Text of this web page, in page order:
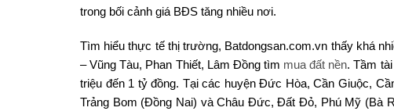
trong bối cảnh giá BĐS tăng nhiều nơi.
Tìm hiểu thực tế thị trường, Batdongsan.com.vn thấy khá
– Vũng Tàu, Phan Thiết, Lâm Đồng tìm mua đất nền. Tầm
triệu đến 1 tỷ đồng. Tại các huyện Đức Hòa, Cần Giuộc,
Trảng Bom (Đồng Nai) và Châu Đức, Đất Đỏ, Phú Mỹ (Bà